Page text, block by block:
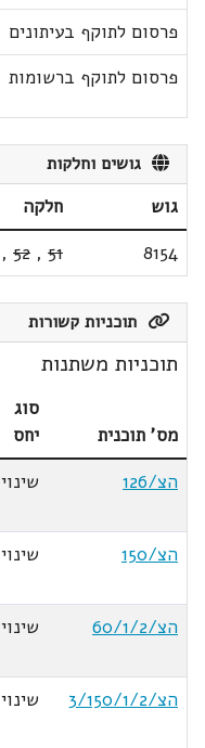
פרסום לתוקף בעיתונים
פרסום לתוקף ברשומות
גושים וחלקות
גוש
חלקה
8154
51
,
52
,
תוכניות קשורות
תוכניות משתנות
מס' תוכנית
סוג
יחס
הצ/126
שינוי
הצ/150
שינוי
הצ/60/1/2
שינוי
הצ/3/150/1/2
שינוי